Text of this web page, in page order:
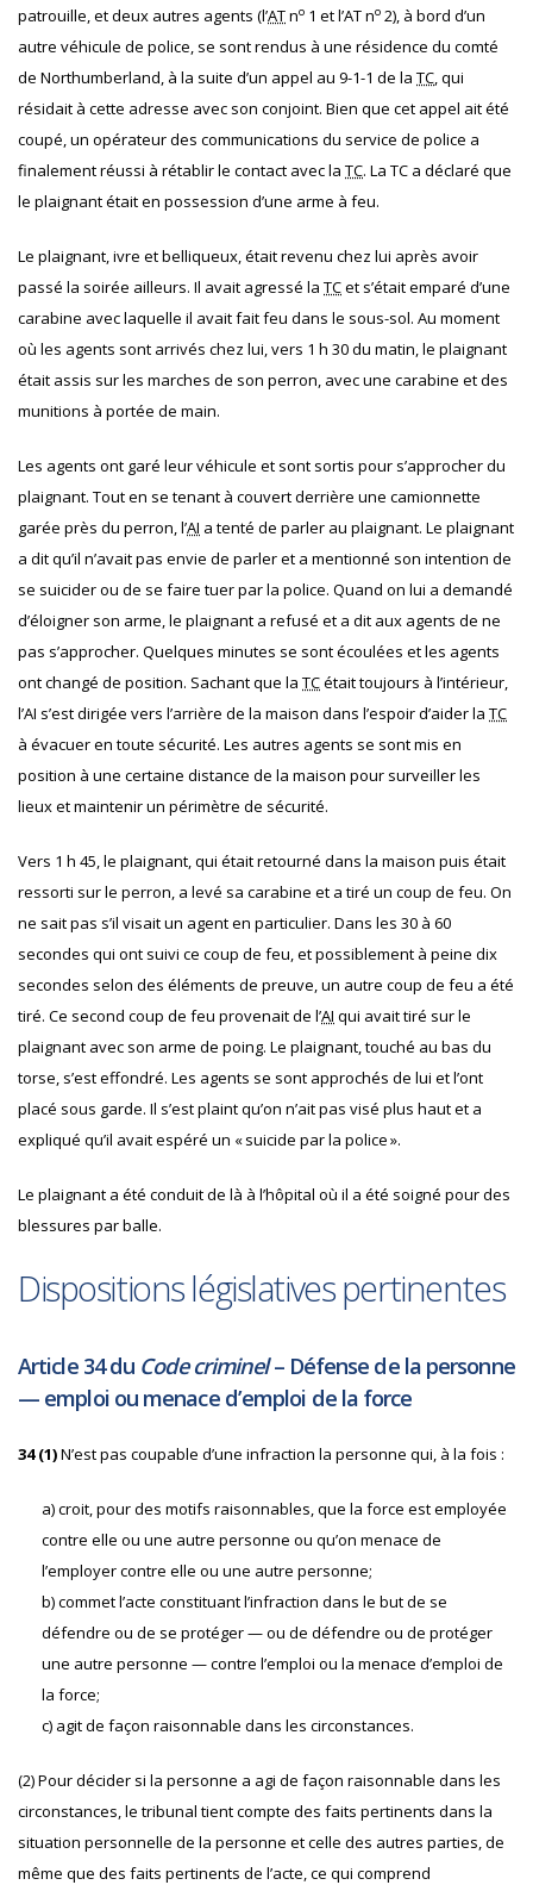
patrouille, et deux autres agents (l’ATno 1 et l’ATno 2), à bord d’un
autre véhicule de police, se sont rendus à une résidence du comté
de Northumberland, à la suite d’un appel au 9-1-1 de la TC, qui
résidait à cette adresse avec son conjoint. Bien que cet appel ait été
coupé, un opérateur des communications du service de police a
finalement réussi à rétablir le contact avec la TC. La TC a déclaré que
le plaignant était en possession d’une arme à feu.
Le plaignant, ivre et belliqueux, était revenu chez lui après avoir
passé la soirée ailleurs. Il avait agressé la TCet s’était emparé d’une
carabine avec laquelle il avait fait feu dans le sous-sol. Au moment
où les agents sont arrivés chez lui, vers 1 h 30 du matin, le plaignant
était assis sur les marches de son perron, avec une carabine et des
munitions à portée de main.
Les agents ont garé leur véhicule et sont sortis pour s’approcher du
plaignant. Tout en se tenant à couvert derrière une camionnette
garée près du perron, l’AI a tenté de parler au plaignant. Le plaignant
a dit qu’il n’avait pas envie de parler et a mentionné son intention de
se suicider ou de se faire tuer par la police. Quand on lui a demandé
d’éloigner son arme, le plaignant a refusé et a dit aux agents de ne
pas s’approcher. Quelques minutes se sont écoulées et les agents
ont changé de position. Sachant que la TCétait toujours à l’intérieur,
l’AI s’est dirigée vers l’arrière de la maison dans l’espoir d’aider la TC
à évacuer en toute sécurité. Les autres agents se sont mis en
position à une certaine distance de la maison pour surveiller les
lieux et maintenir un périmètre de sécurité.
Vers 1 h 45, le plaignant, qui était retourné dans la maison puis était
ressorti sur le perron, a levé sa carabine et a tiré un coup de feu. On
ne sait pas s’il visait un agent en particulier. Dans les 30 à 60
secondes qui ont suivi ce coup de feu, et possiblement à peine dix
secondes selon des éléments de preuve, un autre coup de feu a été
tiré. Ce second coup de feu provenait de l’AI qui avait tiré sur le
plaignant avec son arme de poing. Le plaignant, touché au bas du
torse, s’est effondré. Les agents se sont approchés de lui et l’ont
placé sous garde. Il s’est plaint qu’on n’ait pas visé plus haut et a
expliqué qu’il avait espéré un « suicide par la police ».
Le plaignant a été conduit de là à l’hôpital où il a été soigné pour des
blessures par balle.
Dispositions législatives pertinentes
Article 34 du Code criminel– Défense de la personne
— emploi ou menace d’emploi de la force
34 (1)N’est pas coupable d’une infraction la personne qui, à la fois :
a)croit, pour des motifs raisonnables, que la force est employée
contre elle ou une autre personne ou qu’on menace de
l’employer contre elle ou une autre personne;
b)commet l’acte constituant l’infraction dans le but de se
défendre ou de se protéger — ou de défendre ou de protéger
une autre personne — contre l’emploi ou la menace d’emploi de
la force;
c) agit de façon raisonnable dans les circonstances.
(2) Pour décider si la personne a agi de façon raisonnable dans les
circonstances, le tribunal tient compte des faits pertinents dans la
situation personnelle de la personne et celle des autres parties, de
même que des faits pertinents de l’acte, ce qui comprend